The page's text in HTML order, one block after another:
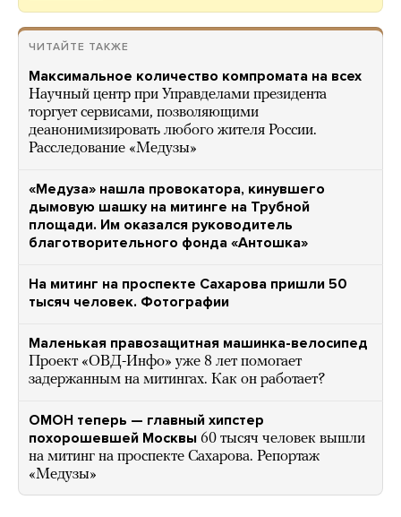
ЧИТАЙТЕ ТАКЖЕ
Максимальное количество компромата на всех
Научный центр при Управделами президента
торгует сервисами, позволяющими
деанонимизировать любого жителя России.
Расследование «Медузы»
«Медуза» нашла провокатора, кинувшего
дымовую шашку на митинге на Трубной
площади. Им оказался руководитель
благотворительного фонда «Антошка»
На митинг на проспекте Сахарова пришли 50
тысяч человек. Фотографии
Маленькая правозащитная машинка-велосипед
Проект «ОВД-Инфо» уже 8 лет помогает
задержанным на митингах. Как он работает?
ОМОН теперь — главный хипстер
похорошевшей Москвы 60 тысяч человек вышли
на митинг на проспекте Сахарова. Репортаж
«Медузы»